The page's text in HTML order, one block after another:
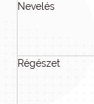
Nevelés
Régészet